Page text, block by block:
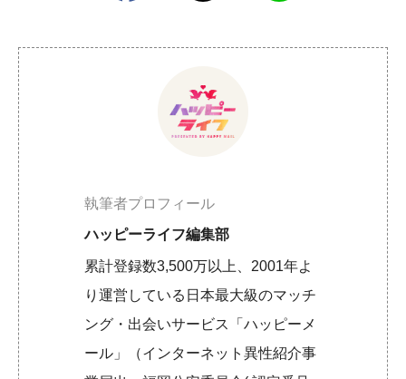
執筆者プロフィール
ハッピーライフ編集部
累計登録数3,500万以上、2001年よ
り運営している日本最大級のマッチ
ング・出会いサービス「ハッピーメ
ール」（インターネット異性紹介事